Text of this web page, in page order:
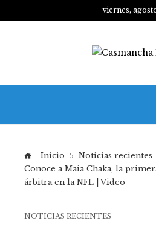
viernes,
Inicio
Noticias recientes
Conoce a Maia Chaka, la
árbitra en la NFL | Video
NOTICIAS RECIENTES